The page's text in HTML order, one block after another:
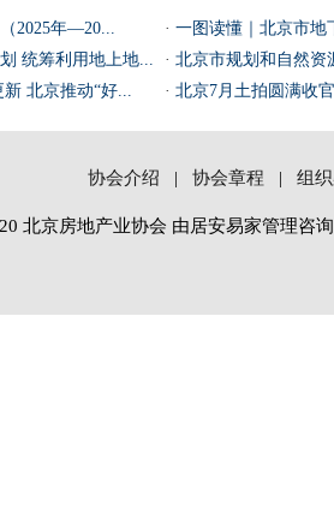
2025年—20... · 一图读懂｜北京市地
统筹利用地上地... · 北京市规划和自然资
北京推动“好... · 北京7月土拍圆满收
协会介绍 | 协会章程 | 组
北京房地产业协会 由居安易家管理咨